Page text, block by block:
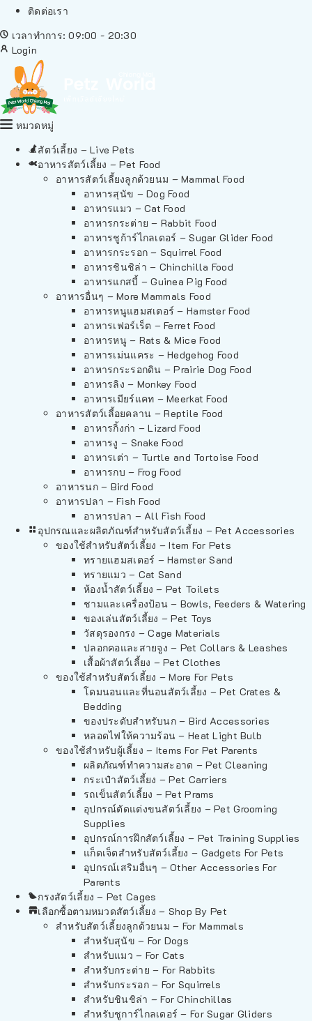
ติดต่อเรา
เวลาทำการ: 09:00 - 20:30
Login
หมวดหมู่
สัตว์เลี้ยง – Live Pets
อาหารสัตว์เลี้ยง – Pet Food
อาหารสัตว์เลี้ยงลูกด้วยนม – Mammal Food
อาหารสุนัข – Dog Food
อาหารแมว – Cat Food
อาหารกระต่าย – Rabbit Food
อาหารชูก้าร์ไกลเดอร์ – Sugar Glider Food
อาหารกระรอก – Squirrel Food
อาหารชินชิล่า – Chinchilla Food
อาหารแกสบี้ – Guinea Pig Food
อาหารอื่นๆ – More Mammals Food
อาหารหนูแฮมสเตอร์ – Hamster Food
อาหารเฟอร์เร็ต – Ferret Food
อาหารหนู – Rats & Mice Food
อาหารเม่นแคระ – Hedgehog Food
อาหารกระรอกดิน – Prairie Dog Food
อาหารลิง – Monkey Food
อาหารเมียร์แคท – Meerkat Food
อาหารสัตว์เลี้อยคลาน – Reptile Food
อาหารกิ้งก่า – Lizard Food
อาหารงู – Snake Food
อาหารเต่า – Turtle and Tortoise Food
อาหารกบ – Frog Food
อาหารนก – Bird Food
อาหารปลา – Fish Food
อาหารปลา – All Fish Food
อุปกรณและผลิตภัณฑ์สำหรับสัตว์เลี้ยง – Pet Accessories
ของใช้สำหรับสัตว์เลี้ยง – Item For Pets
ทรายแฮมสเตอร์ – Hamster Sand
ทรายแมว – Cat Sand
ห้องน้ำสัตว์เลี้ยง – Pet Toilets
ชามและเครื่องป้อน – Bowls, Feeders & Watering
ของเล่นสัตว์เลี้ยง – Pet Toys
วัสดุรองกรง – Cage Materials
ปลอกคอและสายจูง – Pet Collars & Leashes
เสื้อผ้าสัตว์เลี้ยง – Pet Clothes
ของใช้สำหรับสัตว์เลี้ยง – More For Pets
โดมนอนและที่นอนสัตว์เลี้ยง – Pet Crates &
Bedding
ของประดับสำหรับนก – Bird Accessories
หลอดไฟให้ความร้อน – Heat Light Bulb
ของใช้สำหรับผู้เลี้ยง – Items For Pet Parents
ผลิตภัณฑ์ทำความสะอาด – Pet Cleaning
กระเป๋าสัตว์เลี้ยง – Pet Carriers
รถเข็นสัตว์เลี้ยง – Pet Prams
อุปกรณ์ตัดแต่งขนสัตว์เลี้ยง – Pet Grooming
Supplies
อุปกรณ์การฝึกสัตว์เลี้ยง – Pet Training Supplies
แก็ดเจ็ตสำหรับสัตว์เลี้ยง – Gadgets For Pets
อุปกรณ์เสริมอื่นๆ – Other Accessories For
Parents
กรงสัตว์เลี้ยง – Pet Cages
เลือกซื้อตามหมวดสัตว์เลี้ยง – Shop By Pet
สำหรับสัตว์เลี้ยงลูกด้วยนม – For Mammals
สำหรับสุนัข – For Dogs
สำหรับแมว – For Cats
สำหรับกระต่าย – For Rabbits
สำหรับกระรอก – For Squirrels
สำหรับชินชิล่า – For Chinchillas
สำหรับชูการ์ไกลเดอร์ – For Sugar Gliders